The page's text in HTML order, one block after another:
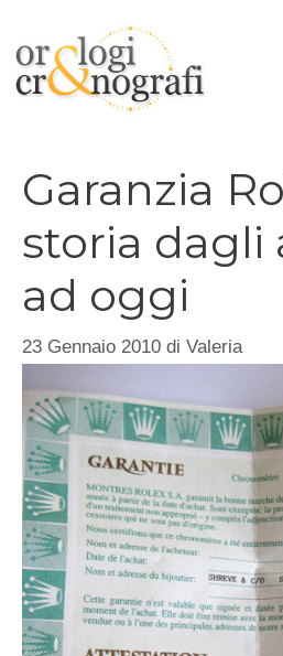
contenuto
Garanzia
storia dagli
ad oggi
23 Gennaio 2010 di Valeria